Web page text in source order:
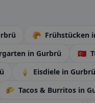
🥐 Frühstücken
in Gurbrü 🇹🇷
🍦 Eisdiele in Gurbrü
🌮 Tacos & Burritos in